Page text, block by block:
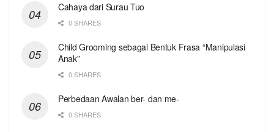
Cahaya dari Surau Tuo
0 SHARES
Child Grooming sebagai Bentuk Frasa “Manipulasi
Anak”
0 SHARES
Perbedaan Awalan ber- dan me-
0 SHARES